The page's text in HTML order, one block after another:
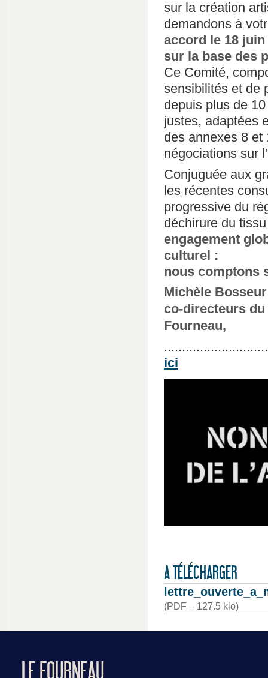
sur la création
demandons à
accord le 18
sur la base des
Ce Comité,
sensibilités et de
depuis plus de
justes, adaptées
des annexes 8 et
négociations sur
Conjuguée aux
les récentes
progressive du
déchirure du
engagement
culturel :
nous comptons
Michèle
co-directeurs
Fourneau,
ici
A TÉLÉCHARGER
(PDF – 127.5 kio)
LE FOURNEAU